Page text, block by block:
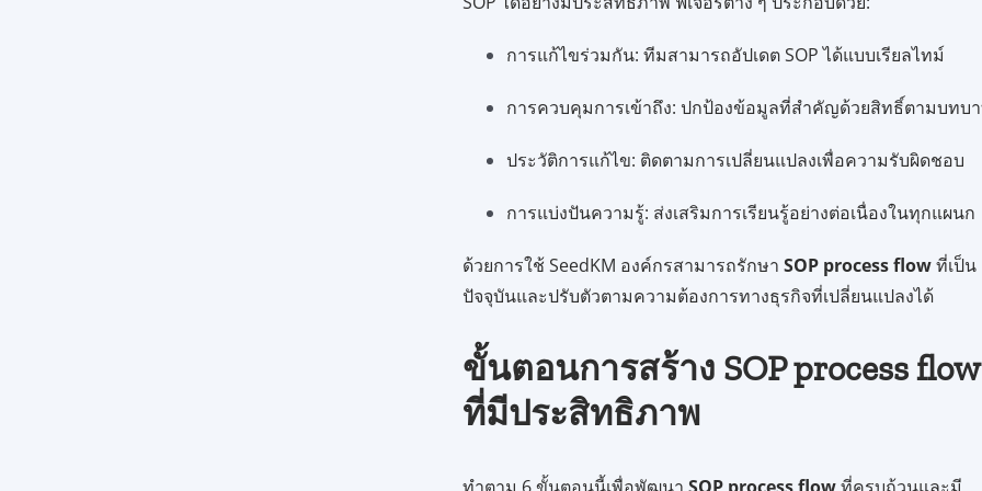
การแก้ไขร่วมกัน: ทีมสามารถอัปเดต SOP ได้แบบเรียลไทม์
การควบคุมการเข้าถึง: ปกป้องข้อมูลที่สำคัญด้วยสิทธิ์ตามบทบ
ประวัติการแก้ไข: ติดตามการเปลี่ยนแปลงเพื่อความรับผิดชอบ
การแบ่งปันความรู้: ส่งเสริมการเรียนรู้อย่างต่อเนื่องในทุกแผนก
ด้วยการใช้ SeedKM องค์กรสามารถรักษาSOP process flowที่เป็น
ปัจจุบันและปรับตัวตามความต้องการทางธุรกิจที่เปลี่ยนแปลงได้
ขั้นตอนการสร้าง SOP process flow
ที่มีประสิทธิภาพ